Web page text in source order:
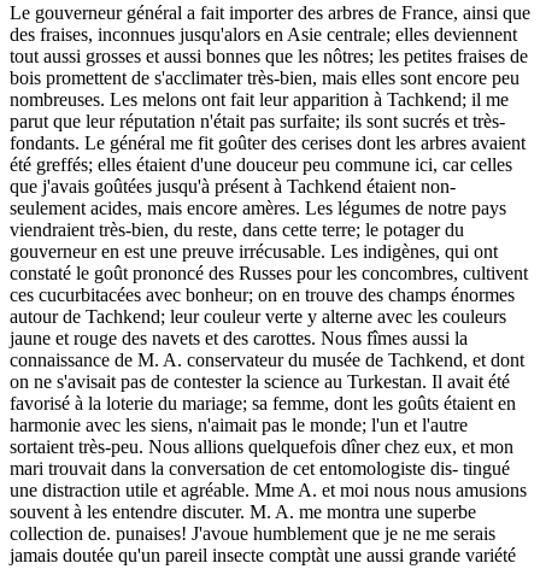
Le gouverneur général a fait importer des arbres de France, ainsi que
des fraises, inconnues jusqu'alors en Asie centrale; elles deviennent
tout aussi grosses et aussi bonnes que les nôtres; les petites fraises de
bois promettent de s'acclimater très-bien, mais elles sont encore peu
nombreuses. Les melons ont fait leur apparition à Tachkend; il me
parut que leur réputation n'était pas surfaite; ils sont sucrés et très-
fondants. Le général me fit goûter des cerises dont les arbres avaient
été greffés; elles étaient d'une douceur peu commune ici, car celles
que j'avais goûtées jusqu'à présent à Tachkend étaient non-
seulement acides, mais encore amères. Les légumes de notre pays
viendraient très-bien, du reste, dans cette terre; le potager du
gouverneur en est une preuve irrécusable. Les indigènes, qui ont
constaté le goût prononcé des Russes pour les concombres, cultivent
ces cucurbitacées avec bonheur; on en trouve des champs énormes
autour de Tachkend; leur couleur verte y alterne avec les couleurs
jaune et rouge des navets et des carottes. Nous fîmes aussi la
connaissance de M. A. conservateur du musée de Tachkend, et dont
on ne s'avisait pas de contester la science au Turkestan. Il avait été
favorisé à la loterie du mariage; sa femme, dont les goûts étaient en
harmonie avec les siens, n'aimait pas le monde; l'un et l'autre
sortaient très-peu. Nous allions quelquefois dîner chez eux, et mon
mari trouvait dans la conversation de cet entomologiste dis- tingué
une distraction utile et agréable. Mme A. et moi nous nous amusions
souvent à les entendre discuter. M. A. me montra une superbe
collection de. punaises! J'avoue humblement que je ne me serais
jamais doutée qu'un pareil insecte comptàt une aussi grande variété